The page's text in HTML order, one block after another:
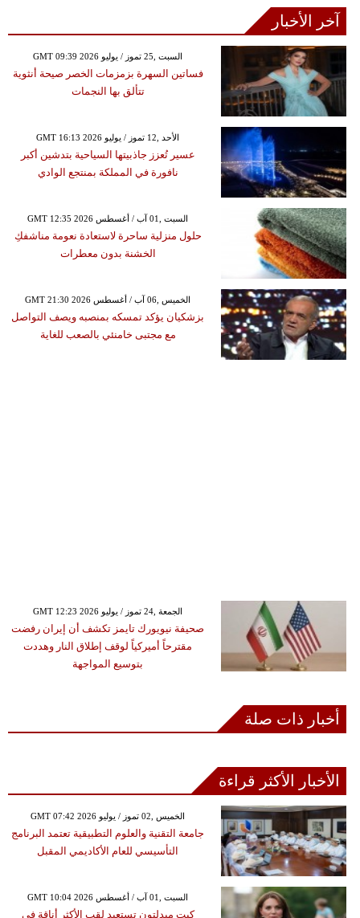
آخر الأخبار
GMT 09:39 2026 السبت ,25 تموز / يوليو
فساتين السهرة بزمزمات الخصر صيحة أنثوية
تتألق بها النجمات
GMT 16:13 2026 الأحد ,12 تموز / يوليو
عسير تُعزز جاذبيتها السياحية بتدشين أكبر
نافورة في المملكة بمنتجع الوادي
GMT 12:35 2026 السبت ,01 آب / أغسطس
حلول منزلية ساحرة لاستعادة نعومة مناشفكِ
الخشنة بدون معطرات
GMT 21:30 2026 الخميس ,06 آب / أغسطس
بزشكيان يؤكد تمسكه بمنصبه ويصف التواصل
مع مجتبى خامنئي بالصعب للغاية
GMT 12:23 2026 الجمعة ,24 تموز / يوليو
صحيفة نيويورك تايمز تكشف أن إيران رفضت
مقترحاً أميركياً لوقف إطلاق النار وهددت
بتوسيع المواجهة
أخبار ذات صلة
الأخبار الأكثر قراءة
GMT 07:42 2026 الخميس ,02 تموز / يوليو
جامعة التقنية والعلوم التطبيقية تعتمد البرنامج
التأسيسي للعام الأكاديمي المقبل
GMT 10:04 2026 السبت ,01 آب / أغسطس
كيت ميدلتون تستعيد لقب الأكثر أناقة في